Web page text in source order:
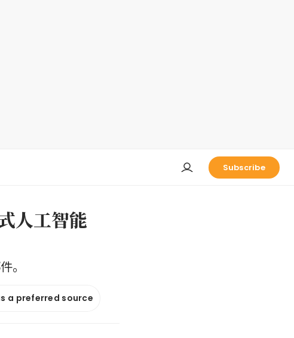
Subscribe
人工智能
。
a preferred source